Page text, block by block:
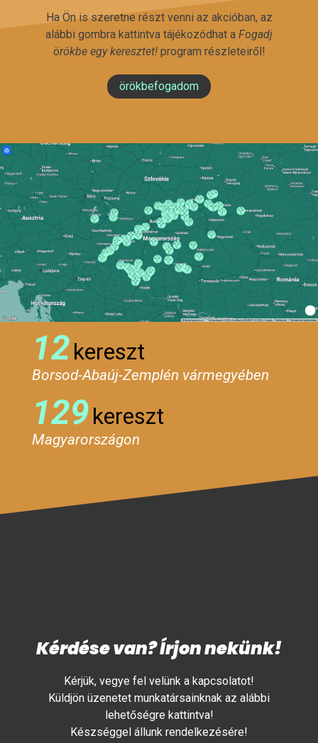
Ha Ön is szeretne részt venni az akcióban, az
alábbi gombra kattintva tájékozódhat a Fogadj
örökbe egy keresztet!program részleteiről!
örökbefogadom
12kereszt
Borsod-Abaúj-Zemplén vármegyében
129kereszt
Magyarországon
Kérdése van? Írjon nekünk!
Kérjük, vegye fel velünk a kapcsolatot!
Küldjön üzenetet munkatársainknak az alábbi
lehetőségre kattintva!
Készséggel állunk rendelkezésére!